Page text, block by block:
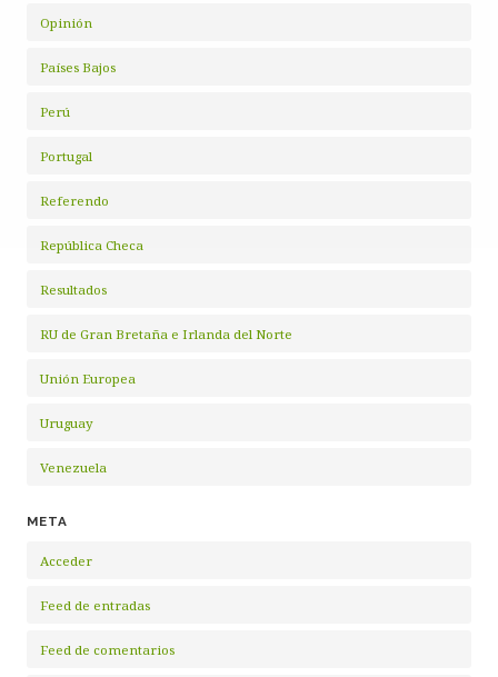
Opinión
Países Bajos
Perú
Portugal
Referendo
República Checa
Resultados
RU de Gran Bretaña e Irlanda del Norte
Unión Europea
Uruguay
Venezuela
META
Acceder
Feed de entradas
Feed de comentarios